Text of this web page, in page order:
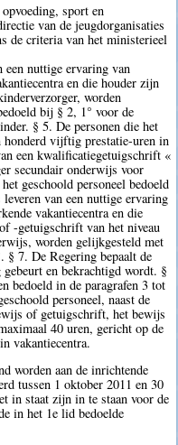
sport en
van de jeugdorganisaties
de criteria van het ministerieel
een nuttige ervaring van
en die houder zijn
worden
bij § 2, 1° voor de
§ 5. De personen die het
honderd vijftig prestatie-uren in
een kwalificatiegetuigschrift «
secundair onderwijs voor
geschoold personeel bedoeld
van een nuttige ervaring
vakantiecentra en die
-getuigschrift van het niveau
worden gelijkgesteld met
§ 7. De Regering bepaalt de
en bekrachtigd wordt. §
bedoeld in de paragrafen 3 tot
personeel, naast de
of getuigschrift, het bewijs
40 uren, gericht op de
vakantiecentra.
worden aan de inrichtende
tussen 1 oktober 2011 en 30
in staat zijn in te staan voor de
in het 1e lid bedoelde